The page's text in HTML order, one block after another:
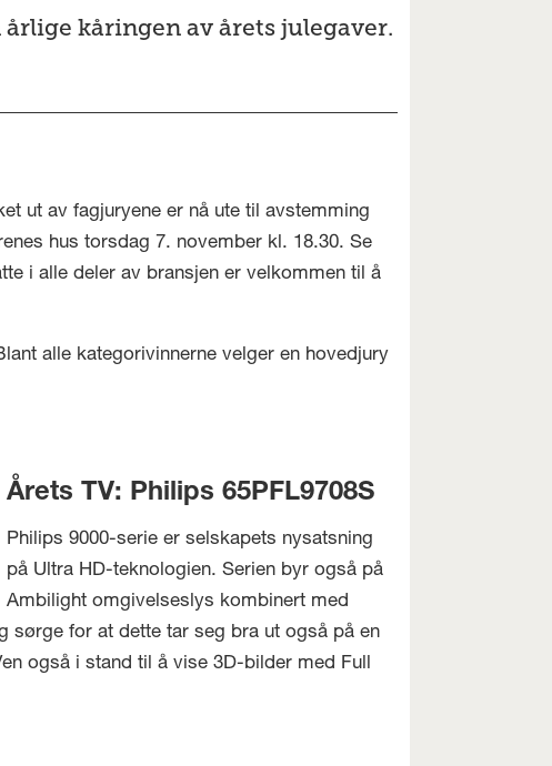
kåringen av årets julegaver.
ut av fagjuryene er nå ute til avstemming
hus torsdag 7. november kl. 18.30. Se
i alle deler av bransjen er velkommen til å
alle kategorivinnerne velger en hovedjury
Årets TV: Philips 65PFL9708S
Philips 9000-serie er selskapets nysatsning
på Ultra HD-teknologien. Serien byr også på
Ambilight omgivelseslys kombinert med
sørge for at dette tar seg bra ut også på en
også i stand til å vise 3D-bilder med Full